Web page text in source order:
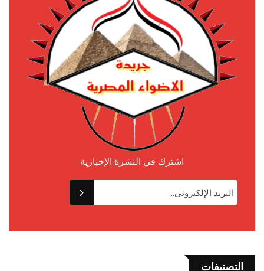
اشترك في النشرة الإخبارية
التصنيفات